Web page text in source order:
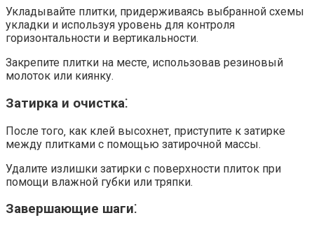
Укладывайте плитки‚ придерживаясь выбранной схемы
укладки и используя уровень для контроля
горизонтальности и вертикальности.​
Закрепите плитки на месте‚ использовав резиновый
молоток или киянку.​
Затирка и очистка⁚
После того‚ как клей высохнет‚ приступите к затирке
между плитками с помощью затирочной массы.​
Удалите излишки затирки с поверхности плиток при
помощи влажной губки или тряпки.​
Завершающие шаги⁚